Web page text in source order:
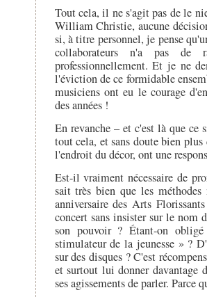
Tout cela, il ne s'agit pas de le
William Christie, aucune
si, à titre personnel, je pense
collaborateurs n'a pas de
professionnellement. Et je ne
l'éviction de ce formidable
musiciens ont eu le courage
des années !
En revanche – et c'est là que
tout cela, et sans doute bien
l'endroit du décor, ont une
Est-il vraiment nécessaire de
sait très bien que les
anniversaire des Arts
concert sans insister sur le nom
son pouvoir ? Étant-on
stimulateur de la jeunesse » ?
sur des disques ? C'est
et surtout lui donner davantage
ses agissements de parler.